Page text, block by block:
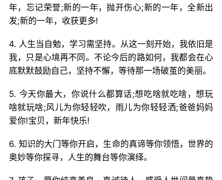
年，忘记荣誉;新的一年，抛开伤心;新的一年，全新出
发;新的一年，收获更多!
4. 人生当自勉，学习需坚持。从这一刻开始，我依旧是
我，只是心境再不同。不论今后的路如何，我都会在心
底默默鼓励自己，坚持不懈，等待那一场破茧的美丽。
5. 今天你最大，你说什么都算话;想吃啥就吃啥，想玩
啥就玩啥;风儿为你轻轻吹，雨儿为你轻轻洒;爸爸妈妈
爱你!宝贝，新年快乐!
6. 知识的大门等你开启，生命的真谛等你领悟，世界的
奥妙等你探寻，人生的舞台等你演绎。